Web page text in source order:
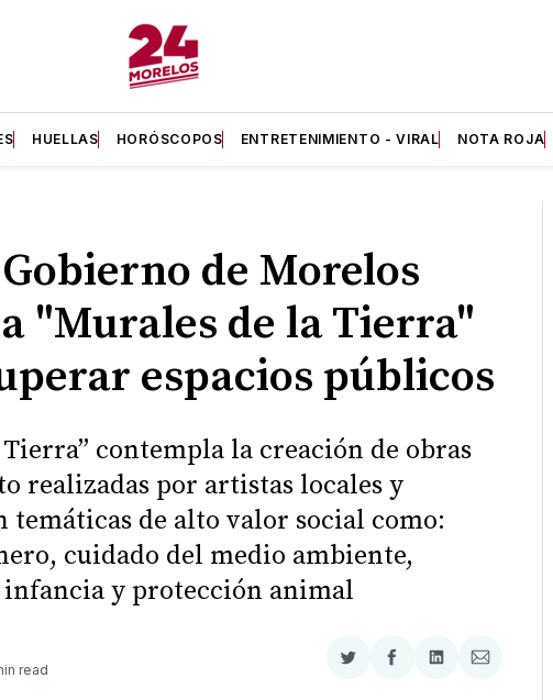
HUELLAS HORÓSCOPOS ENTRETENIMIENTO - VIRAL NOTA ROJA
de Morelos
"Murales de la Tierra"
espacios públicos
contempla la creación de obras
realizadas por artistas locales y
temáticas de alto valor social como:
cuidado del medio ambiente,
infancia y protección animal
read
CompartirCompartir
CompartirCompartir